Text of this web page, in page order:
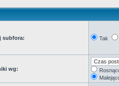
subfora: Tak
wg: